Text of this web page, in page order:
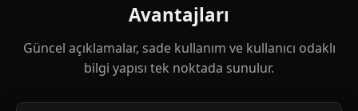
Avantajları
Güncel açıklamalar, sade kullanım ve kullanıcı odaklı
bilgi yapısı tek noktada sunulur.